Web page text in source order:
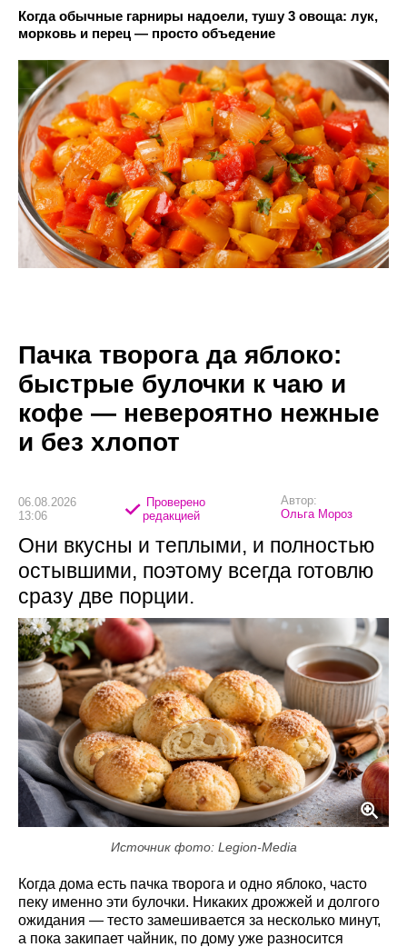
Когда обычные гарниры надоели, тушу 3 овоща: лук,
морковь и перец — просто объедение
Пачка творога да яблоко:
быстрые булочки к чаю и
кофе — невероятно нежные
и без хлопот
06.08.2026
13:06
Проверено
редакцией
Автор:
Ольга Мороз
Они вкусны и теплыми, и полностью
остывшими, поэтому всегда готовлю
сразу две порции.
Источник фото: Legion-Media
Когда дома есть пачка творога и одно яблоко, часто
пеку именно эти булочки. Никаких дрожжей и долгого
ожидания — тесто замешивается за несколько минут,
а пока закипает чайник, по дому уже разносится